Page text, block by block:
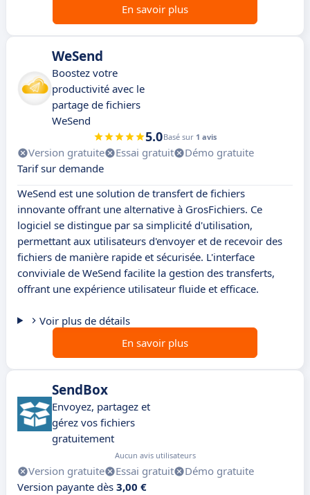
En savoir plus
WeSend
Boostez votre
productivité avec le
partage de fichiers
WeSend
5.0Basé sur 1 avis
Version gratuite Essai gratuit
Démo gratuite
Tarif sur demande
WeSend est une solution de transfert de fichiers
innovante offrant une alternative à GrosFichiers. Ce
logiciel se distingue par sa simplicité d'utilisation,
permettant aux utilisateurs d'envoyer et de recevoir des
fichiers de manière rapide et sécurisée. L'interface
conviviale de WeSend facilite la gestion des transferts,
offrant une expérience utilisateur fluide et efficace.
Voir plus de détails
En savoir plus
SendBox
Envoyez, partagez et
gérez vos fichiers
gratuitement
Aucun avis utilisateurs
Version gratuite Essai gratuit
Démo gratuite
Version payante dès 3,00 €